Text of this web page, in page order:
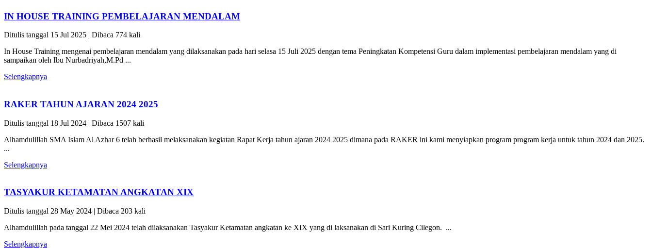
IN HOUSE TRAINING PEMBELAJARAN MENDALAM
Ditulis tanggal 15 Jul 2025 | Dibaca 774 kali
In House Training mengenai pembelajaran mendalam yang dilaksanakan pada hari selasa 15 Juli 2025 dengan tema Peningkatan Kompetensi Guru dalam implementasi pembelajaran mendalam yang di
sampaikan oleh Ibu Nurbadriyah,M.Pd ...
Selengkapnya
RAKER TAHUN AJARAN 2024 2025
Ditulis tanggal 18 Jul 2024 | Dibaca 1507 kali
Alhamdulillah SMA Islam Al Azhar 6 telah berhasil melaksanakan kegiatan Rapat Kerja tahun ajaran 2024 2025 dimana pada RAKER ini kami menyiapkan program program kerja untuk tahun 2024 dan 2025.
...
Selengkapnya
TASYAKUR KETAMATAN ANGKATAN XIX
Ditulis tanggal 28 May 2024 | Dibaca 203 kali
Alhamdulillah pada tanggal 22 Mei 2024 telah dilaksanakan Tasyakur Ketamatan angkatan ke XIX yang di laksanakan di Sari Kuring Cilegon. ...
Selengkapnya